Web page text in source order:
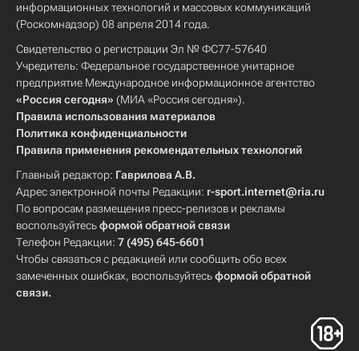
информационных технологий и массовых коммуникаций
(Роскомнадзор) 08 апреля 2014 года.
Свидетельство о регистрации Эл № ФС77-57640
Учредитель: Федеральное государственное унитарное
предприятие Международное информационное агентство
«Россия сегодня» (МИА «Россия сегодня»).
Правила использования материалов
Политика конфиденциальности
Правила применения рекомендательных технологий
Главный редактор: Гаврилова А.В.
Адрес электронной почты Редакции: r-sport.internet@ria.ru
По вопросам размещения пресс-релизов и рекламы
воспользуйтесьформой обратной связи
Телефон Редакции: 7 (495) 645-6601
Чтобы связаться с редакцией или сообщить обо всех
замеченных ошибках, воспользуйтесьформой обратной
связи.